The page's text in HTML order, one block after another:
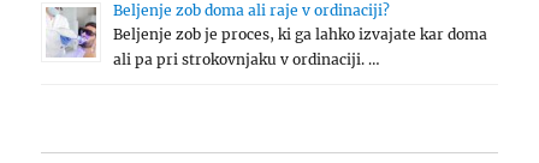
Beljenje zob doma ali raje v ordinaciji?
Beljenje zob je proces, ki ga lahko izvajate kar doma
ali pa pri strokovnjaku v ordinaciji. …